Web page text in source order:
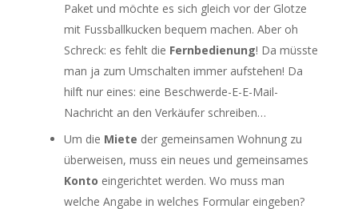
Paket und möchte es sich gleich vor der Glotze
mit Fussballkucken bequem machen. Aber oh
Schreck: es fehlt die Fernbedienung! Da müsste
man ja zum Umschalten immer aufstehen! Da
hilft nur eines: eine Beschwerde-E-E-Mail-
Nachricht an den Verkäufer schreiben…
Um die Miete der gemeinsamen Wohnung zu
überweisen, muss ein neues und gemeinsames
Konto eingerichtet werden. Wo muss man
welche Angabe in welches Formular eingeben?